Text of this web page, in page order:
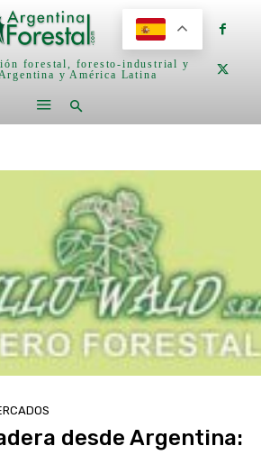
forestal, foresto-industrial y
y América Latina
desde Argentina: